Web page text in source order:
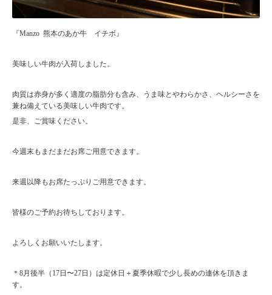
『Manzo 熊本のあか牛 イチボ』
美味しい牛肉が入荷しました。
肉質は赤身が多く適度の脂肪分も含み、うま味とやわらかさ、ヘルシーさを
兼ね備えている美味しい牛肉です。
是非、ご賞味ください。
今週末もまだまだお席ご用意できます。
来週以降もお席たっぷりご用意できます。
皆様のご予約お待ちしております。
よろしくお願いいたします。
＊8月後半（17日〜27日）は定休日＋夏季休暇で少し長めの連休を頂きま
す。